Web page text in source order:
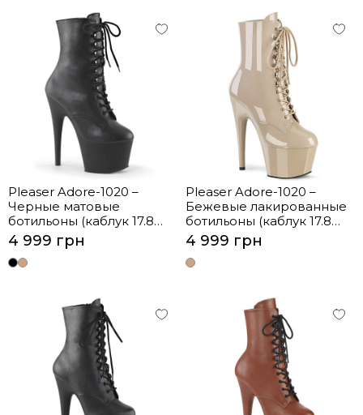
Pleaser Adore-1020 –
Черные матовые
ботильоны (каблук 17.8
см)
4 999 грн
Pleaser Adore-1020 –
Бежевые лакированные
ботильоны (каблук 17.8
см)
4 999 грн